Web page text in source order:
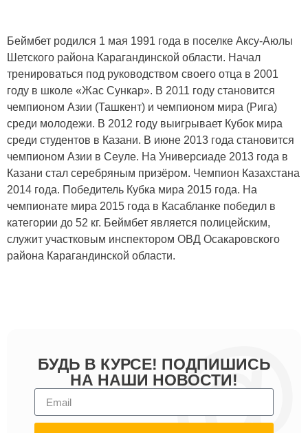
Беймбет родился 1 мая 1991 года в поселке Аксу-Аюлы
Шетского района Карагандинской области. Начал
тренироваться под руководством своего отца в 2001
году в школе «Жас Сункар». В 2011 году становится
чемпионом Азии (Ташкент) и чемпионом мира (Рига)
среди молодежи. В 2012 году выигрывает Кубок мира
среди студентов в Казани. В июне 2013 года становится
чемпионом Азии в Сеуле. На Универсиаде 2013 года в
Казани стал серебряным призёром. Чемпион Казахстана
2014 года. Победитель Кубка мира 2015 года. На
чемпионате мира 2015 года в Касабланке победил в
категории до 52 кг. Беймбет является полицейским,
служит участковым инспектором ОВД Осакаровского
района Карагандинской области.
БУДЬ В КУРСЕ! ПОДПИШИСЬ
НА НАШИ НОВОСТИ!